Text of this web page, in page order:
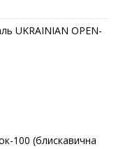
UKRAINIAN OPEN-
100 (блискавична